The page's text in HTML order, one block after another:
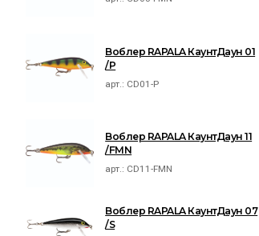
Воблер RAPALA КаунтДаун 01
/P
арт.: CD01-P
Воблер RAPALA КаунтДаун 11
/FMN
арт.: CD11-FMN
Воблер RAPALA КаунтДаун 07
/S